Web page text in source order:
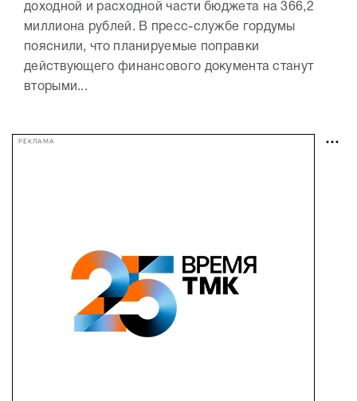
доходной и расходной части бюджета на 366,2
миллиона рублей. В пресс-службе гордумы
пояснили, что планируемые поправки
действующего финансового документа станут
вторыми...
РЕКЛАМА